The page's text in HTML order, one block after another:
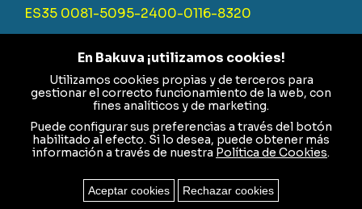
ES35 0081-5095-2400-0116-8320
Fundación Bakuva Integración Social – CIF G95548822 –
Inscrita en el Registro de Fundaciones con el Número F-235
Aviso Legal|Política de cookies|Política de
privacidad
© 2024 TODOS LOS DERECHOS RESERVADOS
En Bakuva ¡utilizamos cookies!
Utilizamos cookies propias y de terceros para
gestionar el correcto funcionamiento de la web, con
fines analíticos y de marketing.
Puede configurar sus preferencias a través del botón
habilitado al efecto. Si lo desea, puede obtener más
información a través de nuestra Política de Cookies.
Aceptar cookies Rechazar cookies